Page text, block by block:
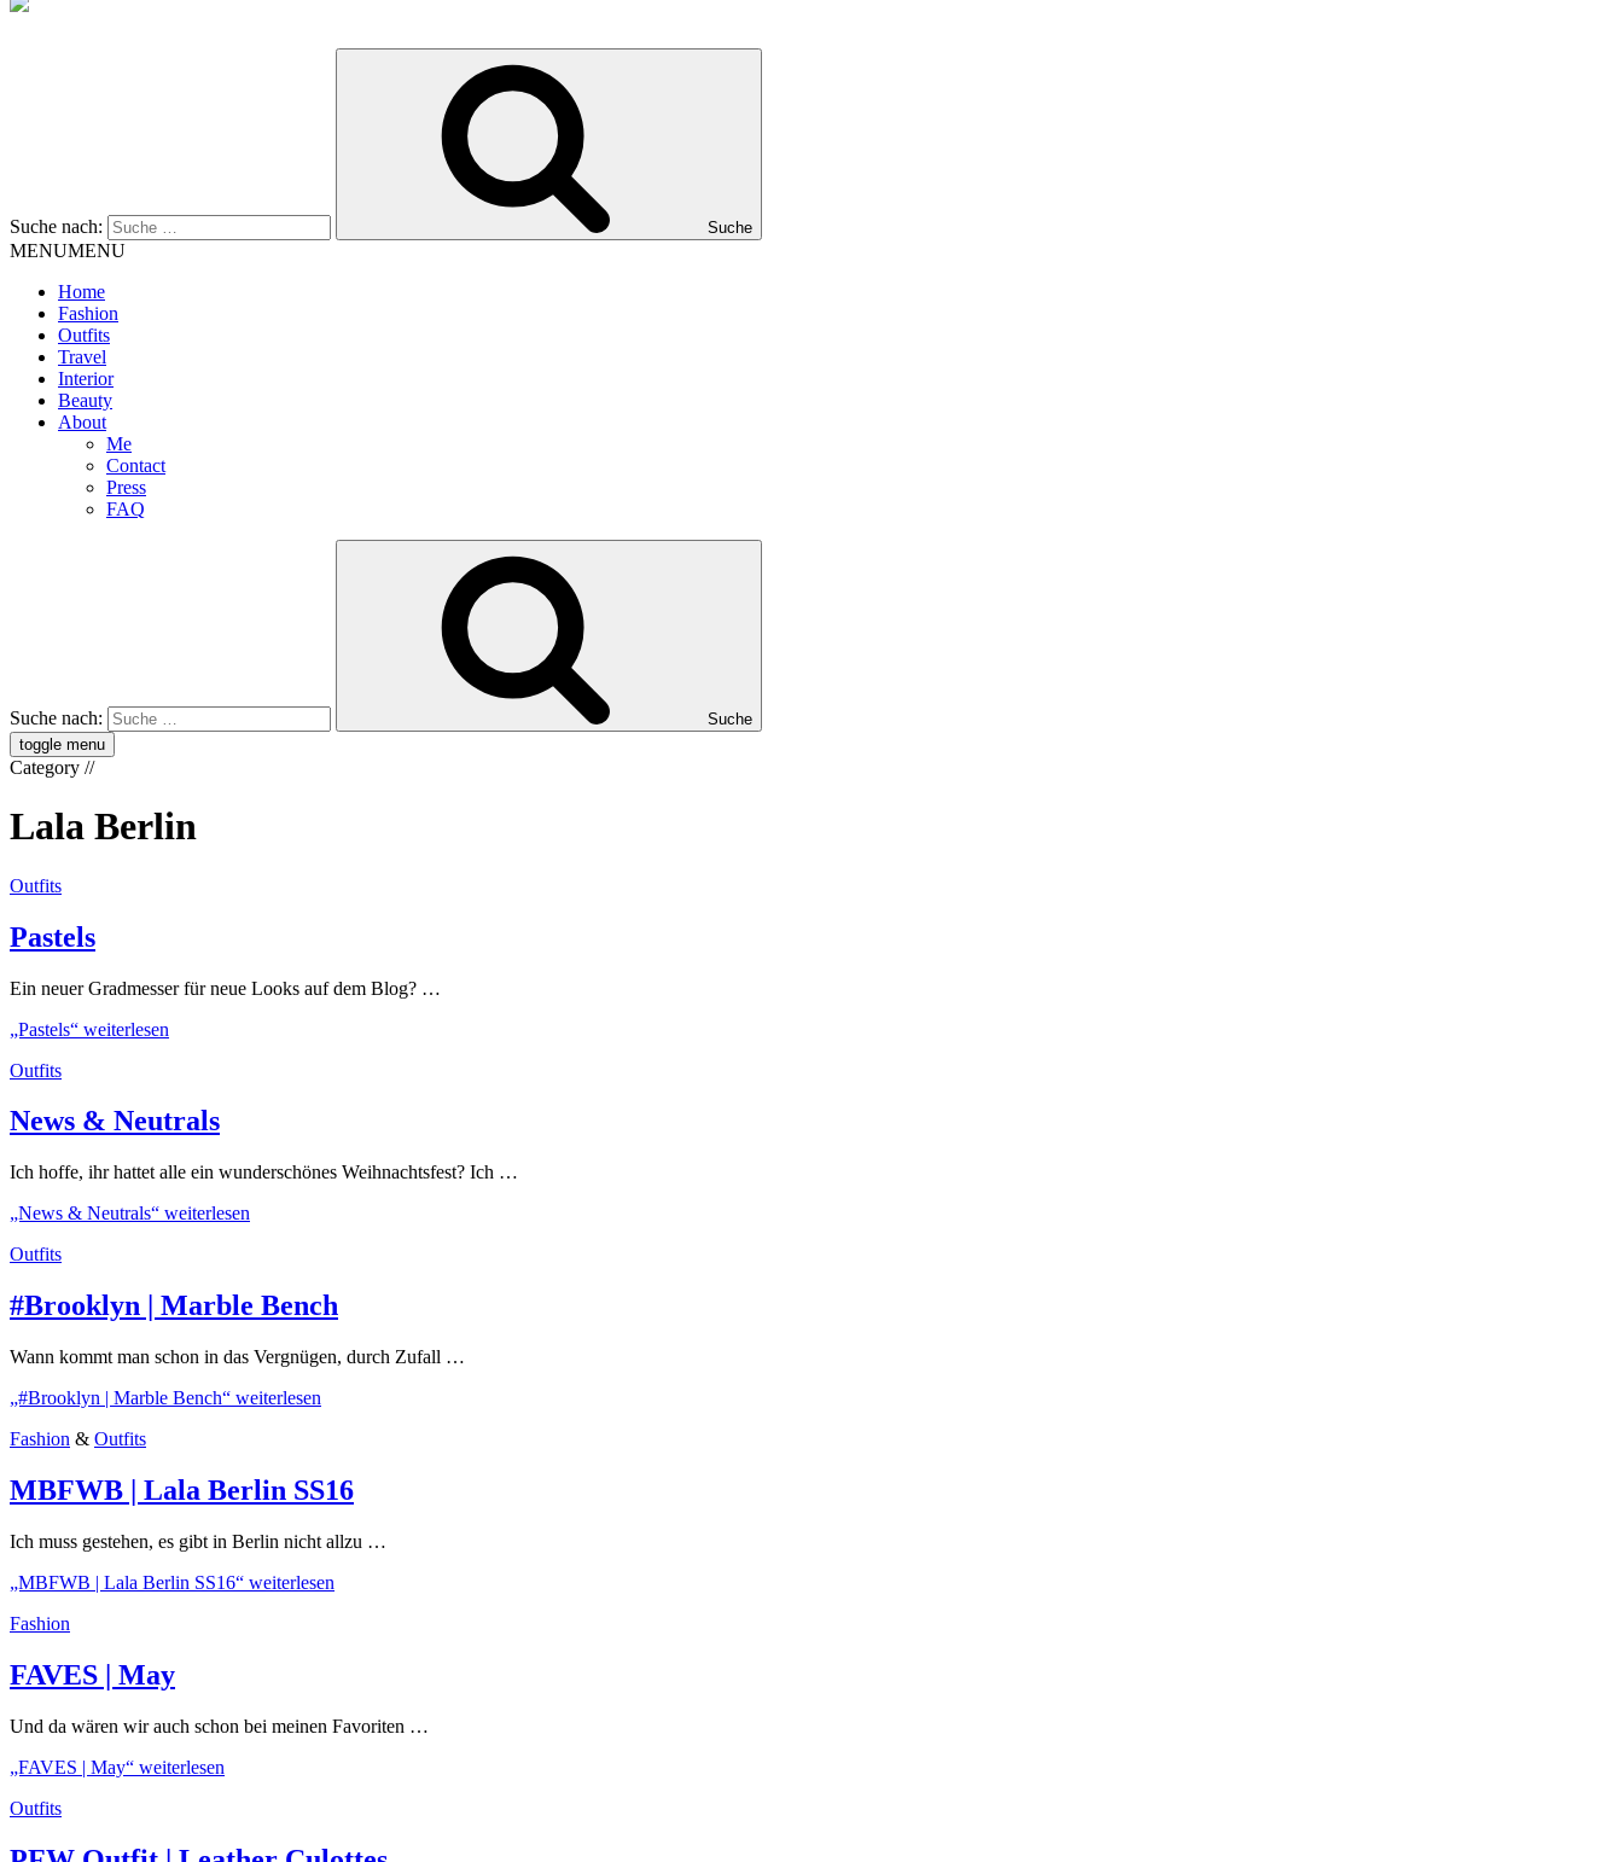
Suche nach: Suche
MENUMENU
Home
Fashion
Outfits
Travel
Interior
Beauty
About
Me
Contact
Press
FAQ
Suche nach:
Suche
toggle menu
Category //
Lala Berlin
Outfits
Pastels
Ein neuer Gradmesser für neue Looks auf dem Blog? …
„Pastels“ weiterlesen
Outfits
News & Neutrals
Ich hoffe, ihr hattet alle ein wunderschönes Weihnachtsfest? Ich …
„News & Neutrals“ weiterlesen
Outfits
#Brooklyn | Marble Bench
Wann kommt man schon in das Vergnügen, durch Zufall …
„#Brooklyn | Marble Bench“ weiterlesen
Fashion & Outfits
MBFWB | Lala Berlin SS16
Ich muss gestehen, es gibt in Berlin nicht allzu …
„MBFWB | Lala Berlin SS16“ weiterlesen
Fashion
FAVES | May
Und da wären wir auch schon bei meinen Favoriten …
„FAVES | May“ weiterlesen
Outfits